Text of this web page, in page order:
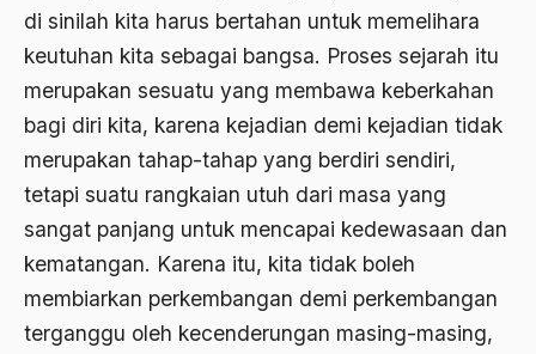
di sinilah kita harus bertahan untuk memelihara
keutuhan kita sebagai bangsa. Proses sejarah itu
merupakan sesuatu yang membawa keberkahan
bagi diri kita, karena kejadian demi kejadian tidak
merupakan tahap-tahap yang berdiri sendiri,
tetapi suatu rangkaian utuh dari masa yang
sangat panjang untuk mencapai kedewasaan dan
kematangan. Karena itu, kita tidak boleh
membiarkan perkembangan demi perkembangan
terganggu oleh kecenderungan masing-masing,
1976
1975
1974
1973
1972
1971
Afiliasi Kultural
Afrika
Afrika utara
Agama & Negara
Agama Asli
Agama Asli Indonesia
Agama dan Negara